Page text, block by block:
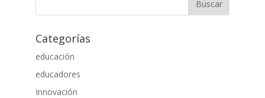
Categorías
educación
educadores
Innovación